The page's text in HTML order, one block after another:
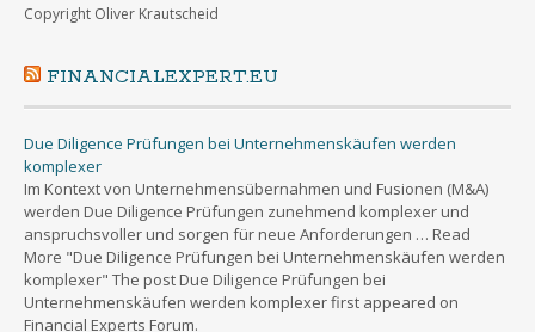
Copyright Oliver Krautscheid
FINANCIALEXPERT.EU
Due Diligence Prüfungen bei Unternehmenskäufen werden
komplexer
Im Kontext von Unternehmensübernahmen und Fusionen (M&A)
werden Due Diligence Prüfungen zunehmend komplexer und
anspruchsvoller und sorgen für neue Anforderungen … Read
More "Due Diligence Prüfungen bei Unternehmenskäufen werden
komplexer" The post Due Diligence Prüfungen bei
Unternehmenskäufen werden komplexer first appeared on
Financial Experts Forum.